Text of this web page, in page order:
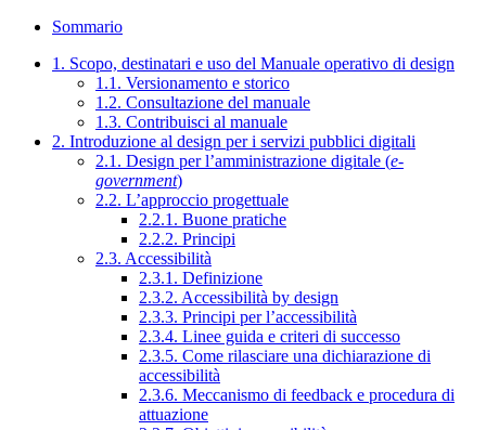
Sommario
1. Scopo, destinatari e uso del Manuale operativo di design
1.1. Versionamento e storico
1.2. Consultazione del manuale
1.3. Contribuisci al manuale
2. Introduzione al design per i servizi pubblici digitali
2.1. Design per l’amministrazione digitale (e-
government)
2.2. L’approccio progettuale
2.2.1. Buone pratiche
2.2.2. Principi
2.3. Accessibilità
2.3.1. Definizione
2.3.2. Accessibilità by design
2.3.3. Principi per l’accessibilità
2.3.4. Linee guida e criteri di successo
2.3.5. Come rilasciare una dichiarazione di
accessibilità
2.3.6. Meccanismo di feedback e procedura di
attuazione